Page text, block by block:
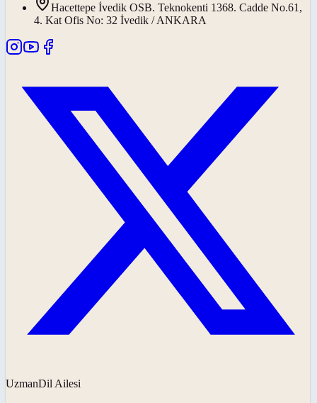
Hacettepe İvedik OSB. Teknokenti 1368. Cadde No.61,
4. Kat Ofis No: 32 İvedik / ANKARA
UzmanDil Ailesi